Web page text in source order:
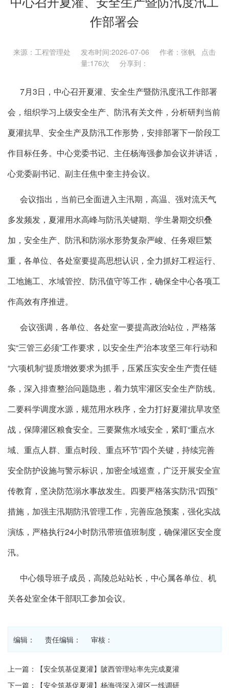
作部署会
来源：工程管理处 发布时间:2026-07-06 作者：张帆 点击
量:176次 分享到：
7月3日，中心召开夏灌、安全生产暨防汛度汛工作部署
会，组织学习上级安全生产、防汛有关文件，分析研判当前
夏灌抗旱、安全生产及防汛工作形势，安排部署下一阶段工
作目标任务。中心党委书记、主任杨海强参加会议并讲话，
心党委副书记、副主任焦中奎主持会议。
会议指出，当前已全面进入主汛期，高温、强对流天气
多发频发，夏灌用水高峰与防汛关键期、学生暑期交织叠
加，安全生产、防汛和防溺水形势复杂严峻、任务艰巨繁
重，各单位、各处室要提高思想认识，全力抓好工程运行、
工地施工、水域管控、防汛值守等工作，确保全中心各项工
作高效有序推进。
会议强调，各单位、各处室一要提高政治站位，严格落
实“三管三必须”工作要求，以安全生产治本攻坚三年行动和
“六项机制”提质增效要求为抓手，压紧压实安全生产责任链
条，深入排查整治问题隐患，着力筑牢灌区安全生产防线。
二要科学调度水源，规范用水秩序，全力打好夏灌抗旱攻坚
战，保障灌区粮食安全。三要聚焦水域安全，紧盯“重点水
域、重点人群、重点时段、重点环节”四个关键，持续完善
安全防护设施与警示标识，加密全域巡查，广泛开展安全宣
传教育，坚决防范溺水事故发生。四要严格落实防汛“四预”
措施，加强主汛期防汛管理工作，完善应急预案，强化实战
演练，严格执行24小时防汛带班值班制度，确保灌区安全度
汛。
中心领导班子成员，高陵总站站长，中心属各单位、机
关各处室全体干部职工参加会议。
编辑： 责任编辑： 审核：
上一篇：【安全筑基促夏灌】陂西管理站率先完成夏灌
下一篇：【安全筑基促夏灌】杨海强深入灌区一线调研